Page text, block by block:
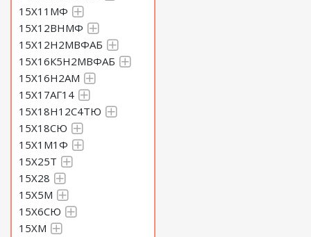
15Х11МФ
15Х12ВНМФ
15Х12Н2МВФАБ
15Х16К5Н2МВФАБ
15Х16Н2АМ
15Х17АГ14
15Х18Н12С4ТЮ
15Х18СЮ
15Х1М1Ф
15Х25Т
15Х28
15Х5М
15Х6СЮ
15ХМ